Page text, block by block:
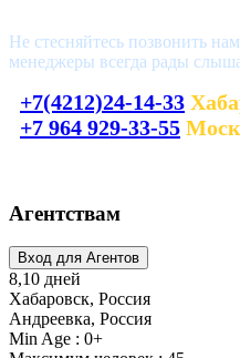
Не стесняйтесь позвонить
менеджеры всегда рады
+7(4212)24-14-33
+7 964 929-33-55
Агентствам
8,10 дней
Хабаровск, Россия
Андреевка, Россия
Min Age : 0+